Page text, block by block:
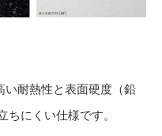
い耐熱性と表面硬度（鉛
にくい仕様です。